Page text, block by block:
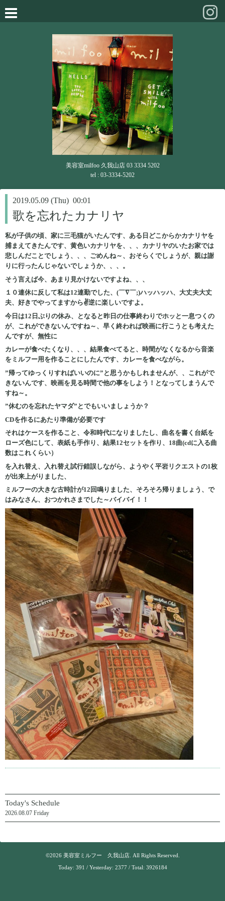
美容室milfoo 久我山店 03 3334 5202
tel : 03-3334-5202
2019.05.09 (Thu) 00:01
歌を忘れたカナリヤ
私が子供の頃、家に三毛猫がいたんです、ある日どこからかカナリヤを
捕まえてきたんです、黄色いカナリヤを、、、カナリヤのいたお家では
悲しんだことでしょう、、、ごめんね～、おそらくでしょうが、親は謝
りに行ったんじゃないでしょうか、、、。
そう言えば今、あまり見かけないですよね、、、
１０連休に反して私は12連勤でした、(￣∇￣;)ハッハッハ、大丈夫大丈
夫、好きでやってますから✌逆に楽しいですよ。
今日は12日ぶりの休み、となると昨日の仕事終わりでホッと一息つくの
が、これができないんですね～、早く終われば映画に行こうとも考えた
んですが、無性に
カレーが食べたくなり、、、結果食べてると、時間がなくなるから音楽
をミルフー用を作ることにしたんです、カレーを食べながら。
”帰ってゆっくりすればいいのに”と思うかもしれませんが、、これがで
きないんです、映画を見る時間で他の事をしよう！となってしまうんで
すね～。
”休むのを忘れたヤマダ”とでもいいましょうか？
CDを作るにあたり準備が必要です
それはケースを作ること、令和時代になりましたし、曲名を書く台紙を
ローズ色にして、表紙も手作り、結果12セットを作り、18曲(cdに入る曲
数はこれくらい）
を入れ替え、入れ替え試行錯誤しながら、ようやく平岩リクエストの1枚
が出来上がりました、
ミルフーの大きな古時計が12回鳴りました、そろそろ帰りましょう、で
はみなさん、おつかれさまでした～バイバイ！！
Today's Schedule
2026.08.07 Friday
©2026 美容室ミルフー 久我山店. All Rights Reserved.
Today: 391 / Yesterday: 2377/ Total: 3926184